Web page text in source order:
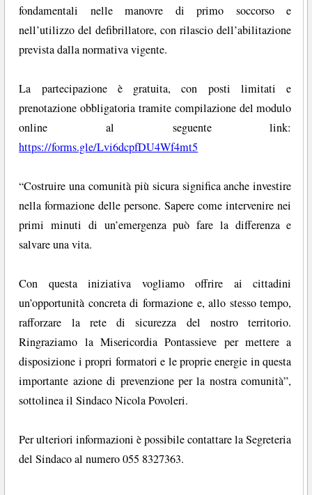
fondamentali nelle manovre di primo soccorso e
nell’utilizzo del defibrillatore, con rilascio dell’abilitazione
prevista dalla normativa vigente.
La partecipazione è gratuita, con posti limitati e
prenotazione obbligatoria tramite compilazione del modulo
online al seguente link:
https://forms.gle/Lvi6dcpfDU4Wf4mt5
“Costruire una comunità più sicura significa anche investire
nella formazione delle persone. Sapere come intervenire nei
primi minuti di un’emergenza può fare la differenza e
salvare una vita.
Con questa iniziativa vogliamo offrire ai cittadini
un’opportunità concreta di formazione e, allo stesso tempo,
rafforzare la rete di sicurezza del nostro territorio.
Ringraziamo la Misericordia Pontassieve per mettere a
disposizione i propri formatori e le proprie energie in questa
importante azione di prevenzione per la nostra comunità”,
sottolinea il Sindaco Nicola Povoleri.
Per ulteriori informazioni è possibile contattare la Segreteria
del Sindaco al numero 055 8327363.